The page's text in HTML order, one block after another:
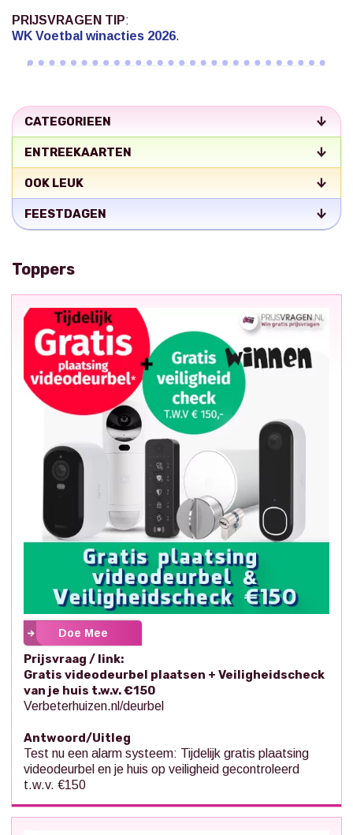
PRIJSVRAGEN TIP:
WK Voetbal winacties 2026.
CATEGORIEEN
ENTREEKAARTEN
OOK LEUK
FEESTDAGEN
Toppers
Doe Mee
Prijsvraag / link:
Gratis videodeurbel plaatsen + Veiligheidscheck
van je huis t.w.v. €150
Verbeterhuizen.nl/deurbel
Antwoord/Uitleg
Test nu een alarm systeem: Tijdelijk gratis plaatsing
videodeurbel en je huis op veiligheid gecontroleerd
t.w.v. €150